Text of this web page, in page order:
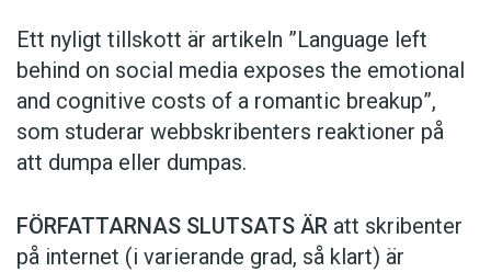
Ett nyligt tillskott är artikeln ”Language left
behind on social media exposes the emotional
and cognitive costs of a romantic breakup”,
som studerar webbskribenters reaktioner på
att dumpa eller dumpas.
FÖRFATTARNAS SLUTSATS ÄR att skribenter
på internet (i varierande grad, så klart) är